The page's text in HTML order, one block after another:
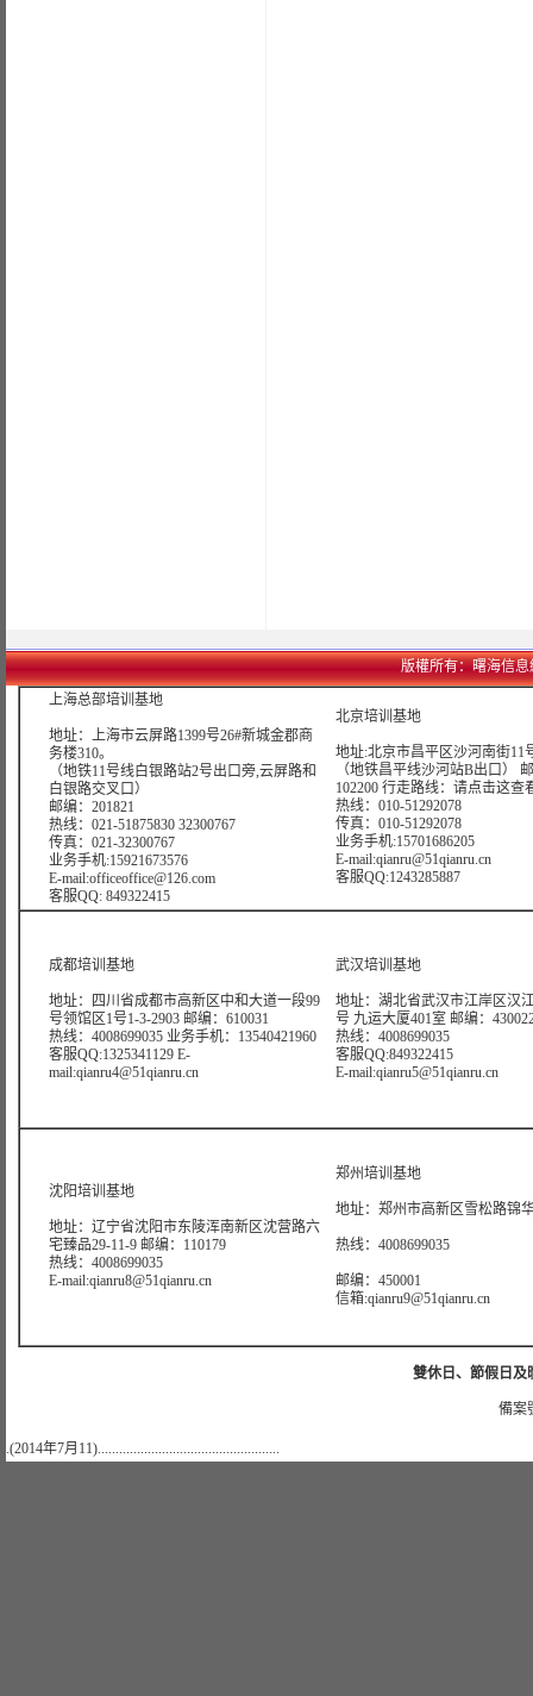
版權所有：曙海信息
上海总部培训基地
地址：上海市云屏路1399号26#新城金郡商
务楼310。
（地铁11号线白银路站2号出口旁,云屏路和
白银路交叉口）
邮编：201821
热线：021-51875830 32300767
传真：021-32300767
业务手机:15921673576
E-mail:officeoffice@126.com
客服QQ: 849322415
北京培训基地
地址:北京市昌平区沙河南街11
（地铁昌平线沙河站B出口）
102200 行走路线： 请点击这查
热线：010-51292078
传真：010-51292078
业务手机:15701686205
E-mail:qianru@51qianru.cn
客服QQ:1243285887
成都培训基地
地址：四川省成都市高新区中和大道一段99
号领馆区1号1-3-2903 邮编：610031
热线：4008699035 业务手机：13540421960
客服QQ:1325341129 E-
mail:qianru4@51qianru.cn
武汉培训基地
地址：湖北省武汉市江岸区汉
号 九运大厦401室 邮编：
热线：4008699035
客服QQ:849322415
E-mail:qianru5@51qianru.cn
沈阳培训基地
地址：辽宁省沈阳市东陵浑南新区沈营路六
宅臻品29-11-9 邮编：110179
热线：4008699035
E-mail:qianru8@51qianru.cn
郑州培训基地
地址：郑州市高新区雪松路锦
热线：4008699035
邮编：450001
信箱:qianru9@51qianru.cn
雙休日、節假日及
備案
.(2014年7月11)...................................................